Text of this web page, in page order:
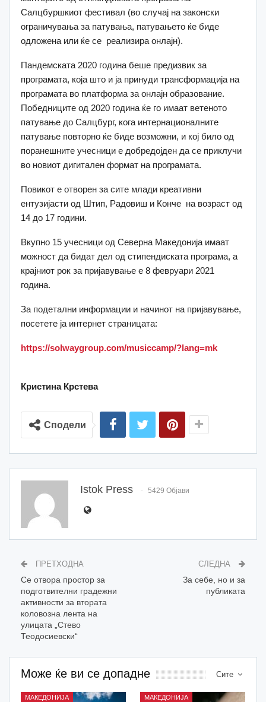
Салцбуршкиот фестивал (во случај на законски
ограничувања за патувања, патувањето ќе биде
одложена или ќе се реализира онлајн).
Пандемската 2020 година беше предизвик за
програмата, која што и ја принуди трансформација на
програмата во платформа за онлајн образование.
Победниците од 2020 година ќе го имаат ветеното
патување до Салцбург, кога интернационалните
патување повторно ќе биде возможни, и кој било од
поранешните учесници е добредојден да се приклучи
во новиот дигитален формат на програмата.
Повикот е отворен за сите млади креативни
ентузијасти од Штип, Радовиш и Конче на возраст од
14 до 17 години.
Вкупно 15 учесници од Северна Македонија имаат
можност да бидат дел од стипендиската програма, а
крајниот рок за пријавување е 8 февруари 2021
година.
За подетални информации и начинот на пријавување,
посетете ја интернет страницата:
https://solwaygroup.com/musiccamp/?lang=mk
Кристина Крстева
Сподели
Istok Press 5429 Објави
ПРЕТХОДНА
Се отвора простор за
подготвителни градежни
активности за втората
коловозна лента на
улицата „Стево
Теодосиевски“
СЛЕДНА
За себе, но и за
публиката
Сите
Може ќе ви се допадне
МАКЕДОНИЈА МАКЕДОНИЈА